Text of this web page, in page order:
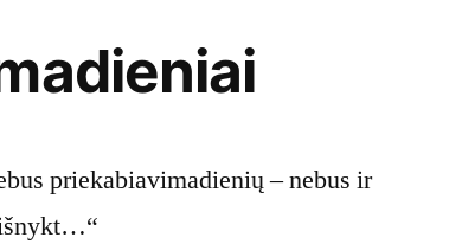
priekabiavimadienių – nebus ir